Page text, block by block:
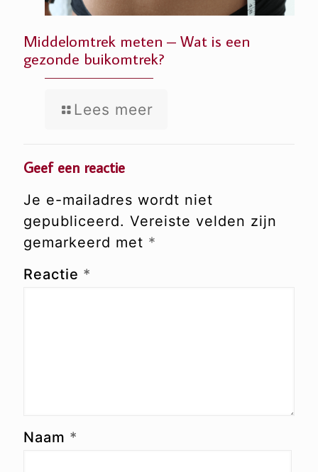
Middelomtrek meten – Wat is een
gezonde buikomtrek?
Lees meer
Geef een reactie
Je e-mailadres wordt niet
gepubliceerd. Vereiste velden zijn
gemarkeerd met *
Reactie *
Naam *